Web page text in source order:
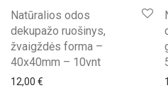
Natūralios odos
dekupažo ruošinys,
žvaigždės forma –
40x40mm – 10vnt
12,00 €